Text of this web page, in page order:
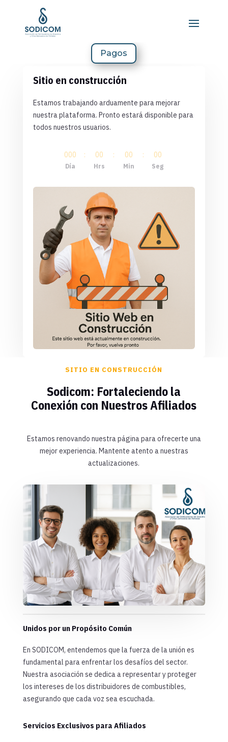
Pagos
Sitio en construcción
Estamos trabajando arduamente para mejorar
nuestra plataforma. Pronto estará disponible para
todos nuestros usuarios.
000
Día
: 00
Hrs
: 00
Min
: 00
Seg
SITIO EN CONSTRUCCIÓN
Sodicom: Fortaleciendo la
Conexión con Nuestros Afiliados
Estamos renovando nuestra página para ofrecerte una
mejor experiencia. Mantente atento a nuestras
actualizaciones.
Unidos por un Propósito Común
En SODICOM, entendemos que la fuerza de la unión es
fundamental para enfrentar los desafíos del sector.
Nuestra asociación se dedica a representar y proteger
los intereses de los distribuidores de combustibles,
asegurando que cada voz sea escuchada.
Servicios Exclusivos para Afiliados